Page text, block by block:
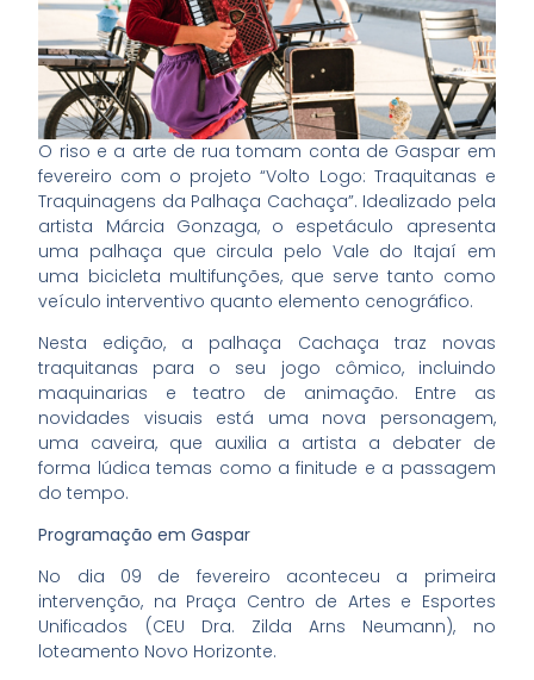
O riso e a arte de rua tomam conta de Gaspar em
fevereiro com o projeto “Volto Logo: Traquitanas e
Traquinagens da Palhaça Cachaça”. Idealizado pela
artista Márcia Gonzaga, o espetáculo apresenta
uma palhaça que circula pelo Vale do Itajaí em
uma bicicleta multifunções, que serve tanto como
veículo interventivo quanto elemento cenográfico.
Nesta edição, a palhaça Cachaça traz novas
traquitanas para o seu jogo cômico, incluindo
maquinarias e teatro de animação. Entre as
novidades visuais está uma nova personagem,
uma caveira, que auxilia a artista a debater de
forma lúdica temas como a finitude e a passagem
do tempo.
Programação em Gaspar
No dia 09 de fevereiro aconteceu a primeira
intervenção, na Praça Centro de Artes e Esportes
Unificados (CEU Dra. Zilda Arns Neumann), no
loteamento Novo Horizonte.